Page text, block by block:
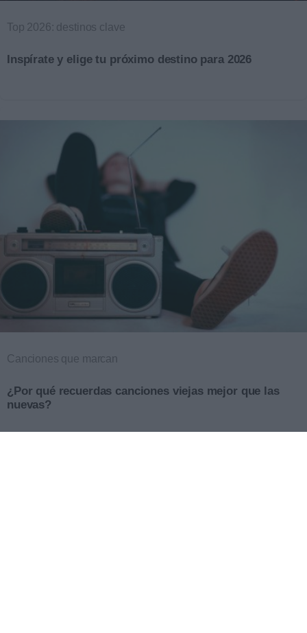
Top 2026: destinos clave
Inspírate y elige tu próximo destino para 2026
Canciones que marcan
¿Por qué recuerdas canciones viejas mejor que las
nuevas?